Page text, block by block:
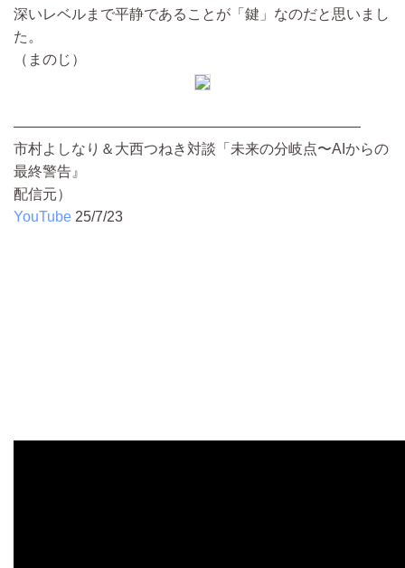
深いレベルまで平静であることが「鍵」なのだと思いまし
た。
（まのじ）
————————————————————————
市村よしなり＆大西つねき対談「未来の分岐点〜AIからの
最終警告』
配信元）
YouTube 25/7/23